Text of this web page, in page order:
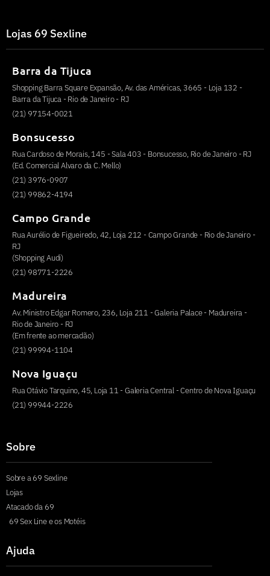
Lojas 69 Sexline
Barra da Tijuca
Shopping Barra Square Expansão, Av. das Américas, 3665 - Loja 132 -
Barra da Tijuca - Rio de Janeiro - RJ
(21) 97154-0021
Bonsucesso
Rua Cardoso de Morais, 145 - Sala 403 - Bonsucesso, Rio de Janeiro - RJ
(Ed. Comercial Alvaro da C. Mello)
(21) 3976-0907
(21) 99862-4194
Campo Grande
Rua Aurélio de Figueiredo, 42, Loja 212 - Campo Grande - Rio de Janeiro -
RJ
(Shopping Audi)
(21) 98771-2226
Madureira
Av. Ministro Edgar Romero, 236, Loja 211 - Galeria Palace - Madureira -
Rio de Janeiro - RJ
(Em frente ao mercadão)
(21) 99994-1104
Nova Iguaçu
Rua Otávio Tarquino, 45, Loja 11 - Galeria Central - Centro de Nova Iguaçu
(21) 99944-2226
Sobre
Sobre a 69 Sexline
Lojas
Atacado da 69
69 Sex Line e os Motéis
Ajuda